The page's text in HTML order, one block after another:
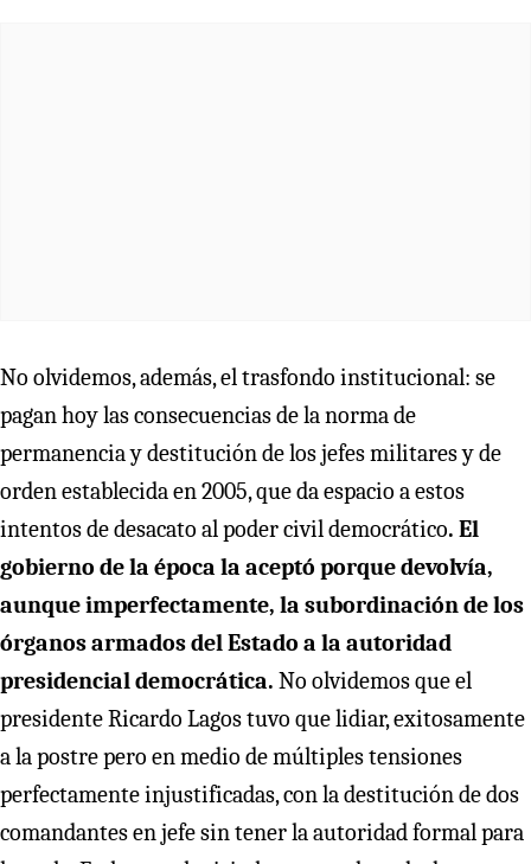
No olvidemos, además, el trasfondo institucional: se
pagan hoy las consecuencias de la norma de
permanencia y destitución de los jefes militares y de
orden establecida en 2005, que da espacio a estos
intentos de desacato al poder civil democrático. El
gobierno de la época la aceptó porque devolvía,
aunque imperfectamente, la subordinación de los
órganos armados del Estado a la autoridad
presidencial democrática. No olvidemos que el
presidente Ricardo Lagos tuvo que lidiar, exitosamente
a la postre pero en medio de múltiples tensiones
perfectamente injustificadas, con la destitución de dos
comandantes en jefe sin tener la autoridad formal para